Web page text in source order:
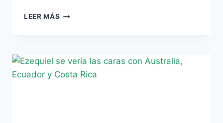
LEER MÁS JULEN
MUY
ATENTO